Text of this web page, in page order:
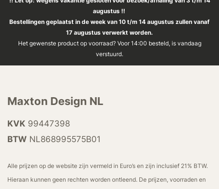
augustus !!
Bestellingen geplaatst in de week van 10 t/m 14 augustus zullen vanaf
17 augustus verwerkt worden.
Het gewenste product op voorraad? Voor 14:00 besteld, is vandaag
verstuurd.
Maxton Design NL
KVK 99447398
BTW NL868995575B01
Alle prijzen op de website zijn vermeld in Euro’s en zijn inclusief 21% BTW.
Hieraan kunnen geen rechten worden ontleend. De prijzen, voorraden en